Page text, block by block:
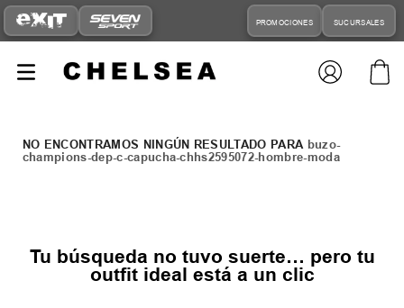
PROMOCIONES SUCURSALES
buzo-
champions-dep-c-capucha-chhs2595072-hombre-moda
Tu búsqueda no tuvo suerte… pero tu
outfit ideal está a un clic